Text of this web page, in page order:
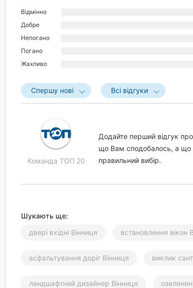
Відмінно
Добре
Непогано
Погано
Жахливо
Спершу нові Всі відгуки
Команда ТОП 20
Додайте перший відгук
що Вам сподобалось, а що
правильний вибір.
Шукають ще:
двері вхідні Вінниця
встановлення вікон
асфальтування доріг Вінниця виклик
ландшафтний дизайнер Вінниця